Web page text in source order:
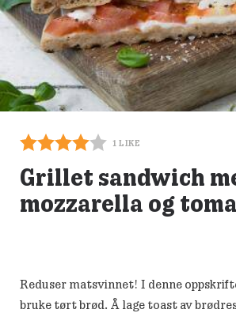
1 LIKE
Grillet sandwich
mozzarella og
Reduser matsvinnet! I denne
bruke tørt brød. Å lage toast av